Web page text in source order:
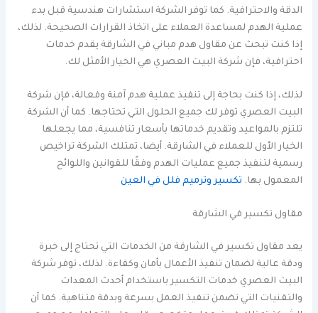
الدقة والاحترافية. كما توفر الشركة استشارات هندسية قبل بدء
عملية الهدم لمساعدة العملاء على اتخاذ القرارات الصحيحة. لذلك،
إذا كنت تبحث عن مقاول هدم مباني في الشارقة يقدم خدمات
احترافية، فإن شركة البيت العصري هي الخيار الأمثل لك.
لذلك، إذا كنت بحاجة إلى تنفيذ عملية هدم آمنة وفعالة، فإن شركة
البيت العصري توفر لك جميع الحلول التي تحتاجها. كما أن الشركة
تلتزم بالمواعيد وتقديم خدماتها بأسعار تنافسية، مما يجعلها
الخيار الأول للعملاء في الشارقة. أيضا، تمتلك الشركة تراخيص
رسمية لتنفيذ جميع عمليات الهدم وفقًا للقوانين واللوائح
المعمول بها. تكسير وترميم فلل في العين
مقاول تكسير في الشارقة
يعد مقاول تكسير في الشارقة من الخدمات التي تحتاج إلى خبرة
ودقة عالية لضمان تنفيذ الأعمال بأمان وكفاءة. لذلك، توفر شركة
البيت العصري خدمات التكسير باستخدام أحدث المعدات
والتقنيات التي تضمن تنفيذ العمل بسرعة وبدقة متناهية. كما أن